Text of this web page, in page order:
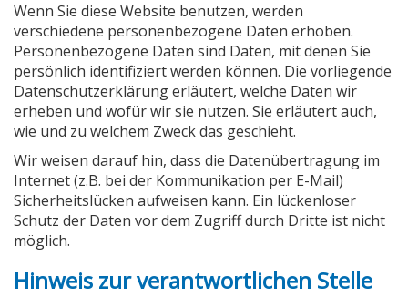
Wenn Sie diese Website benutzen, werden
verschiedene personenbezogene Daten erhoben.
Personenbezogene Daten sind Daten, mit denen Sie
persönlich identifiziert werden können. Die vorliegende
Datenschutzerklärung erläutert, welche Daten wir
erheben und wofür wir sie nutzen. Sie erläutert auch,
wie und zu welchem Zweck das geschieht.
Wir weisen darauf hin, dass die Datenübertragung im
Internet (z.B. bei der Kommunikation per E-Mail)
Sicherheitslücken aufweisen kann. Ein lückenloser
Schutz der Daten vor dem Zugriff durch Dritte ist nicht
möglich.
Hinweis zur verantwortlichen Stelle